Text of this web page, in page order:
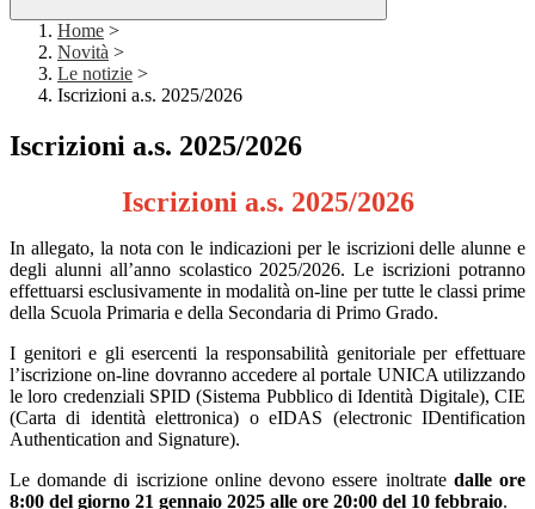
Home >
Novità >
Le notizie >
Iscrizioni a.s. 2025/2026
Iscrizioni a.s. 2025/2026
Iscrizioni a.s. 2025/2026
In allegato, la nota con le indicazioni per le iscrizioni delle alunne e
degli alunni all’anno scolastico 2025/2026. Le iscrizioni potranno
effettuarsi esclusivamente in modalità on-line per tutte le classi prime
della Scuola Primaria e della Secondaria di Primo Grado.
I genitori e gli esercenti la responsabilità genitoriale per effettuare
l’iscrizione on-line dovranno accedere al portale UNICA utilizzando
le loro credenziali SPID (Sistema Pubblico di Identità Digitale), CIE
(Carta di identità elettronica) o eIDAS (electronic IDentification
Authentication and Signature).
Le domande di iscrizione online devono essere inoltrate dalle ore
8:00 del giorno 21 gennaio 2025 alle ore 20:00 del 10 febbraio.